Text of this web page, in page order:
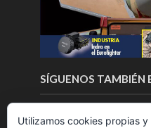
SÍGUENOS TAMBIÉN
Utilizamos cookies propias